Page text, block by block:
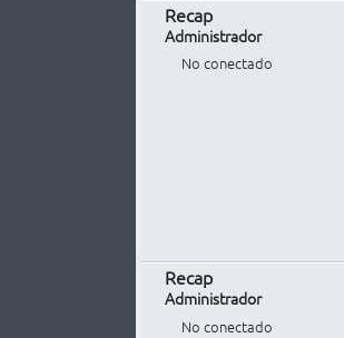
Recap
Administrador
No conectado
Recap
Administrador
No conectado